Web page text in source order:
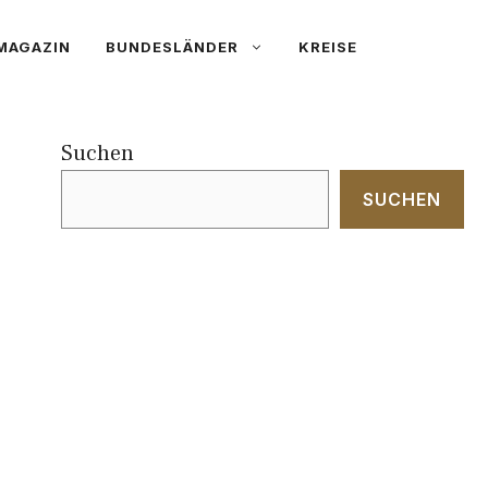
BUNDESLÄNDER KREISE
Suchen
SUCHEN